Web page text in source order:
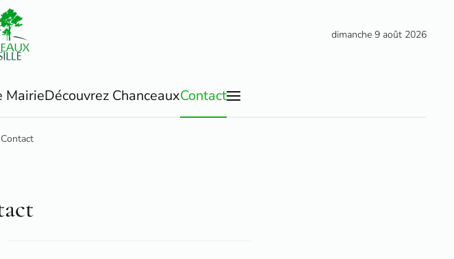
dimanche 9 août 2026
MairieDécouvrez ChanceauxContact
Contact